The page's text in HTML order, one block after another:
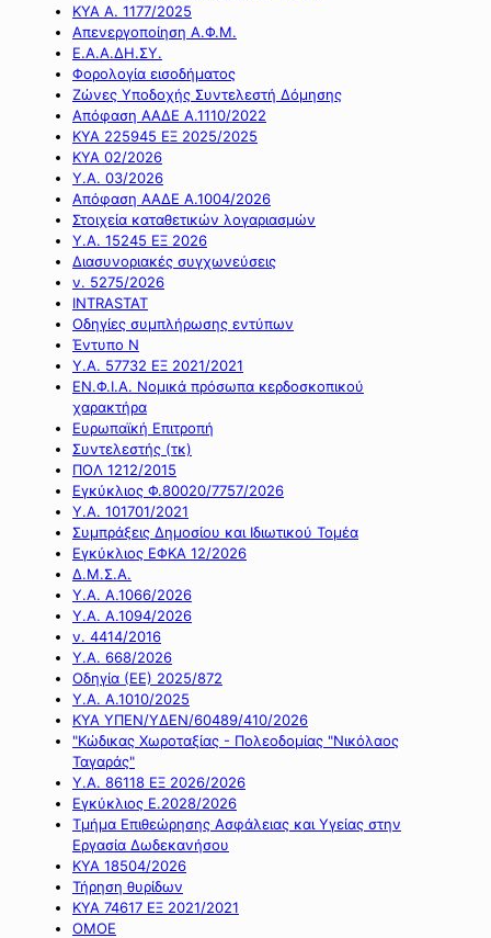
ΚΥΑ Α. 1177/2025
Απενεργοποίηση Α.Φ.Μ.
Ε.Α.Α.ΔΗ.ΣΥ.
Φορολογία εισοδήματος
Ζώνες Υποδοχής Συντελεστή Δόμησης
Απόφαση ΑΑΔΕ Α.1110/2022
ΚΥΑ 225945 ΕΞ 2025/2025
ΚΥΑ 02/2026
Υ.Α. 03/2026
Απόφαση ΑΑΔΕ Α.1004/2026
Στοιχεία καταθετικών λογαριασμών
Υ.Α. 15245 ΕΞ 2026
Διασυνοριακές συγχωνεύσεις
ν. 5275/2026
INTRASTAT
Οδηγίες συμπλήρωσης εντύπων
Έντυπο Ν
Υ.Α. 57732 ΕΞ 2021/2021
ΕΝ.Φ.Ι.Α. Νομικά πρόσωπα κερδοσκοπικού
χαρακτήρα
Ευρωπαϊκή Επιτροπή
Συντελεστής (τκ)
ΠΟΛ 1212/2015
Εγκύκλιος Φ.80020/7757/2026
Υ.Α. 101701/2021
Συμπράξεις Δημοσίου και Ιδιωτικού Τομέα
Εγκύκλιος ΕΦΚΑ 12/2026
Δ.Μ.Σ.Α.
Υ.Α. Α.1066/2026
Υ.Α. Α.1094/2026
ν. 4414/2016
Y.A. 668/2026
Οδηγία (ΕΕ) 2025/872
Υ.Α. Α.1010/2025
ΚΥΑ ΥΠΕΝ/ΥΔΕΝ/60489/410/2026
"Κώδικας Χωροταξίας - Πολεοδομίας "Νικόλαος
Ταγαράς"
Υ.Α. 86118 ΕΞ 2026/2026
Εγκύκλιος Ε.2028/2026
Τμήμα Επιθεώρησης Ασφάλειας και Υγείας στην
Εργασία Δωδεκανήσου
ΚΥΑ 18504/2026
Τήρηση θυρίδων
ΚΥΑ 74617 ΕΞ 2021/2021
ΟΜΟΕ